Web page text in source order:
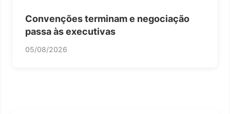
Convenções terminam e negociação
passa às executivas
05/08/2026